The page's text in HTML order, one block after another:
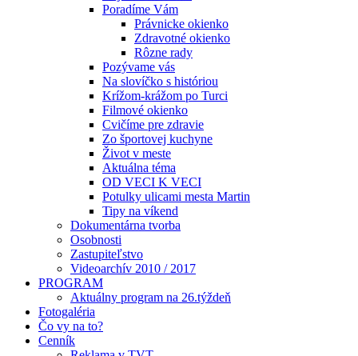
Poradíme Vám
Právnicke okienko
Zdravotné okienko
Rôzne rady
Pozývame vás
Na slovíčko s históriou
Krížom-krážom po Turci
Filmové okienko
Cvičíme pre zdravie
Zo športovej kuchyne
Život v meste
Aktuálna téma
OD VECI K VECI
Potulky ulicami mesta Martin
Tipy na víkend
Dokumentárna tvorba
Osobnosti
Zastupiteľstvo
Videoarchív 2010 / 2017
PROGRAM
Aktuálny program na 26.týždeň
Fotogaléria
Čo vy na to?
Cenník